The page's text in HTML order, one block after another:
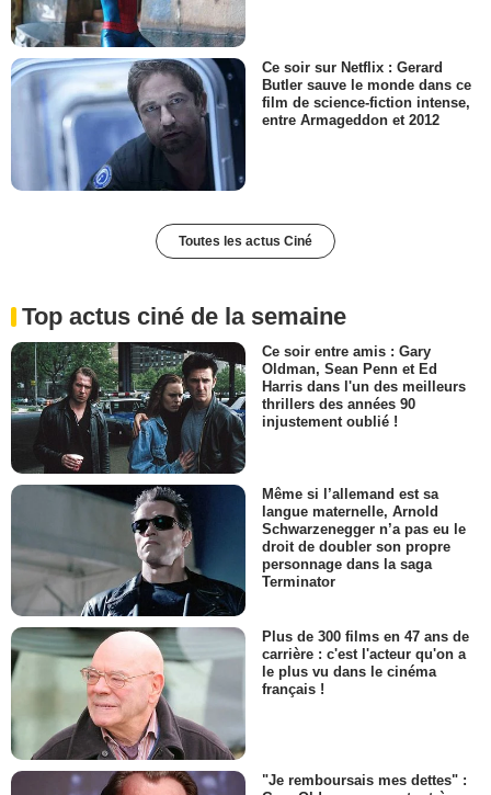
Ce soir sur Netflix : Gerard
Butler sauve le monde dans ce
film de science-fiction intense,
entre Armageddon et 2012
Toutes les actus Ciné
Top actus ciné de la semaine
Ce soir entre amis : Gary
Oldman, Sean Penn et Ed
Harris dans l'un des meilleurs
thrillers des années 90
injustement oublié !
Même si l’allemand est sa
langue maternelle, Arnold
Schwarzenegger n’a pas eu le
droit de doubler son propre
personnage dans la saga
Terminator
Plus de 300 films en 47 ans de
carrière : c'est l'acteur qu'on a
le plus vu dans le cinéma
français !
"Je remboursais mes dettes" :